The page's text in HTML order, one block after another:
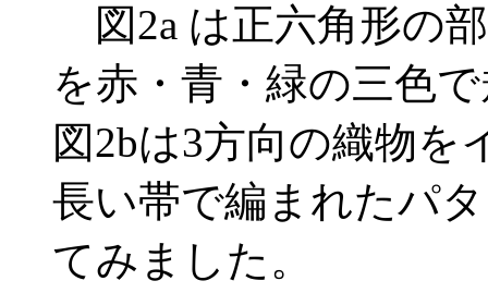
図2a は正六角形の
を赤・青・緑の三色
図2bは3方向の織物
長い帯で編まれたパ
てみました。